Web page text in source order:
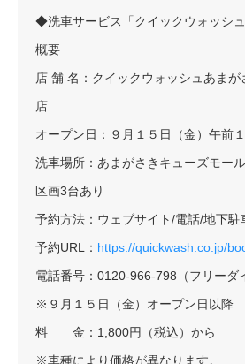
◆洗車サービス「クイックウォッシュ
概要
店 舗 名：クイックウォッシュあま
店
オープン日：９月１５日（金）午前
洗車場所：あまがさきキューズモー
区画3台あり
予約方法：ウェブサイト/電話/地下駐
予約URL： https://quickwash.co.jp/
電話番号：0120-966-798（フリーダ
※９月１５日（金）オープン日以降
料 金：1,800円（税込）から
※車種により価格が異なります。